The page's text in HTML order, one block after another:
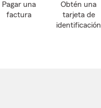
Pagar una
factura
Obtén una
tarjeta de
identificación